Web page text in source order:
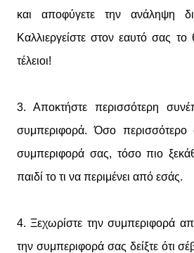
και αποφύγετε την ανάληψη
Καλλιεργείστε στον εαυτό σας
τέλειοι!
3. Αποκτήστε περισσότερη
συμπεριφορά. Όσο περισσότερο
συμπεριφορά σας, τόσο πιο
παιδί το τι να περιμένει από εσάς.
4. Ξεχωρίστε την συμπεριφορά
την συμπεριφορά σας δείξτε ότι